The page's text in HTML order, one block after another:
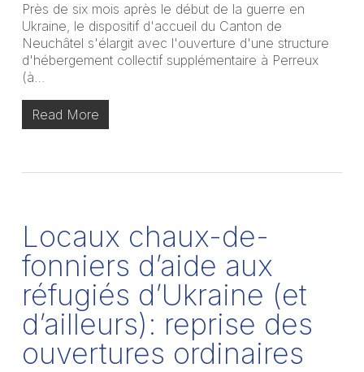
Près de six mois après le début de la guerre en
Ukraine, le dispositif d'accueil du Canton de
Neuchâtel s'élargit avec l'ouverture d'une structure
d'hébergement collectif supplémentaire à Perreux
(à…
Read More
Locaux chaux-de-
fonniers d’aide aux
réfugiés d’Ukraine (et
d’ailleurs): reprise des
ouvertures ordinaires